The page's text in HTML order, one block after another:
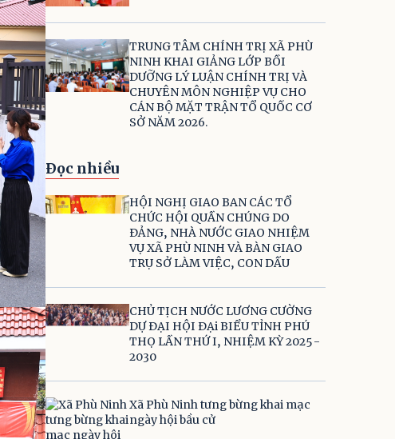
TRUNG TÂM CHÍNH TRỊ XÃ PHÙ
NINH KHAI GIẢNG LỚP BỒI
DƯỠNG LÝ LUẬN CHÍNH TRỊ VÀ
CHUYÊN MÔN NGHIỆP VỤ CHO
CÁN BỘ MẶT TRẬN TỔ QUỐC CƠ
SỞ NĂM 2026.
Đọc nhiều
HỘI NGHỊ GIAO BAN CÁC TỔ
CHỨC HỘI QUẦN CHÚNG DO
ĐẢNG, NHÀ NƯỚC GIAO NHIỆM
VỤ XÃ PHÙ NINH VÀ BÀN GIAO
TRỤ SỞ LÀM VIỆC, CON DẤU
CHỦ TỊCH NƯỚC LƯƠNG CƯỜNG
DỰ ĐẠI HỘI ĐẠi BIỂU TỈNH PHÚ
THỌ LẦN THỨ I, NHIỆM KỲ 2025-
2030
Xã Phù Ninh tưng bừng khai mạc
ngày hội bầu cử